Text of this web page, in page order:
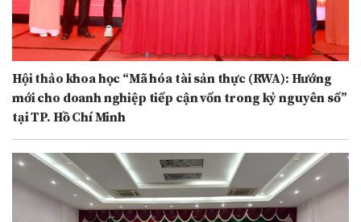
Hội thảo khoa học “Mã hóa tài sản thực (RWA): Hướng
mới cho doanh nghiệp tiếp cận vốn trong kỷ nguyên số”
tại TP. Hồ Chí Minh